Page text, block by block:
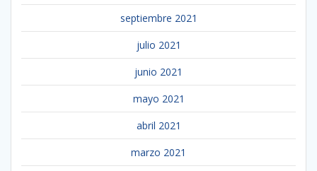
septiembre 2021
julio 2021
junio 2021
mayo 2021
abril 2021
marzo 2021